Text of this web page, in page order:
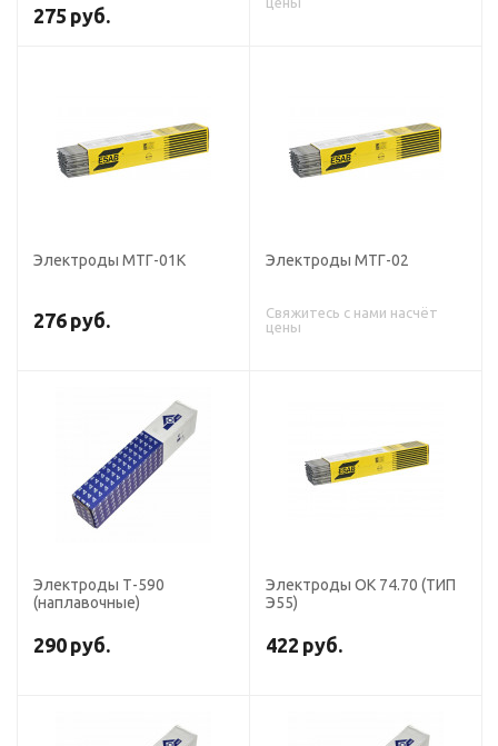
275 руб.
Электроды МТГ-01К
276 руб.
Электроды МТГ-02
Свяжитесь с нами насчёт
цены
Электроды Т-590
(наплавочные)
290 руб.
Электроды ОК 74.70 (ТИП
Э55)
422 руб.